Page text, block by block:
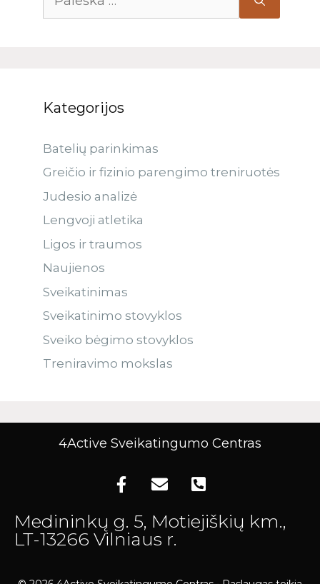
Kategorijos
Batelių parinkimas
Greičio ir fizinio parengimo treniruotės
Judesio analizė
Lengvoji atletika
Ligos ir traumos
Naujienos
Sveikatinimas
Sveikatinimo stovyklos
Sveiko bėgimo stovyklos
Treniravimo mokslas
4Active Sveikatingumo Centras
Medininkų g. 5, Motiejiškių km.,
LT-13266 Vilniaus r.